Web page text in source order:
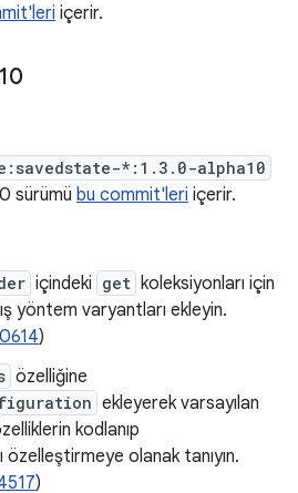
içerir.
*:1.3.0-alpha10
sürümü bu commit'leri içerir.
içindeki get koleksiyonları için
yöntem varyantları ekleyin.
)
özelliğine
ekleyerek varsayılan
kodlanıp
özelleştirmeye olanak tanıyın.
)